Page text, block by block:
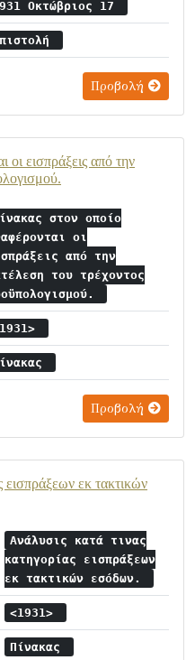
Οκτώβριος 17
Προβολή
οι εισπράξεις από την
στον οποίο
οι
από την
του τρέχοντος
Προβολή
εισπράξεων εκ τακτικών
Ανάλυσις κατά τινας
κατηγορίας εισπράξεων
εκ τακτικών εσόδων.
<1931>
Πίνακας